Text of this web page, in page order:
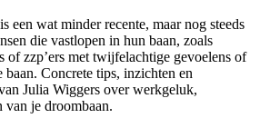
is een wat minder recente, maar nog steeds
die vastlopen in hun baan, zoals
of zzp’ers met twijfelachtige gevoelens of
baan. Concrete tips, inzichten en
Julia Wiggers over werkgeluk,
van je droombaan.